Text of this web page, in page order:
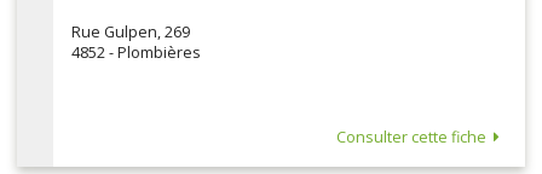
Rue Gulpen, 269
4852 - Plombières
Consulter cette fiche